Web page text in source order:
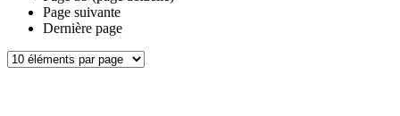
Page suivante
Dernière page